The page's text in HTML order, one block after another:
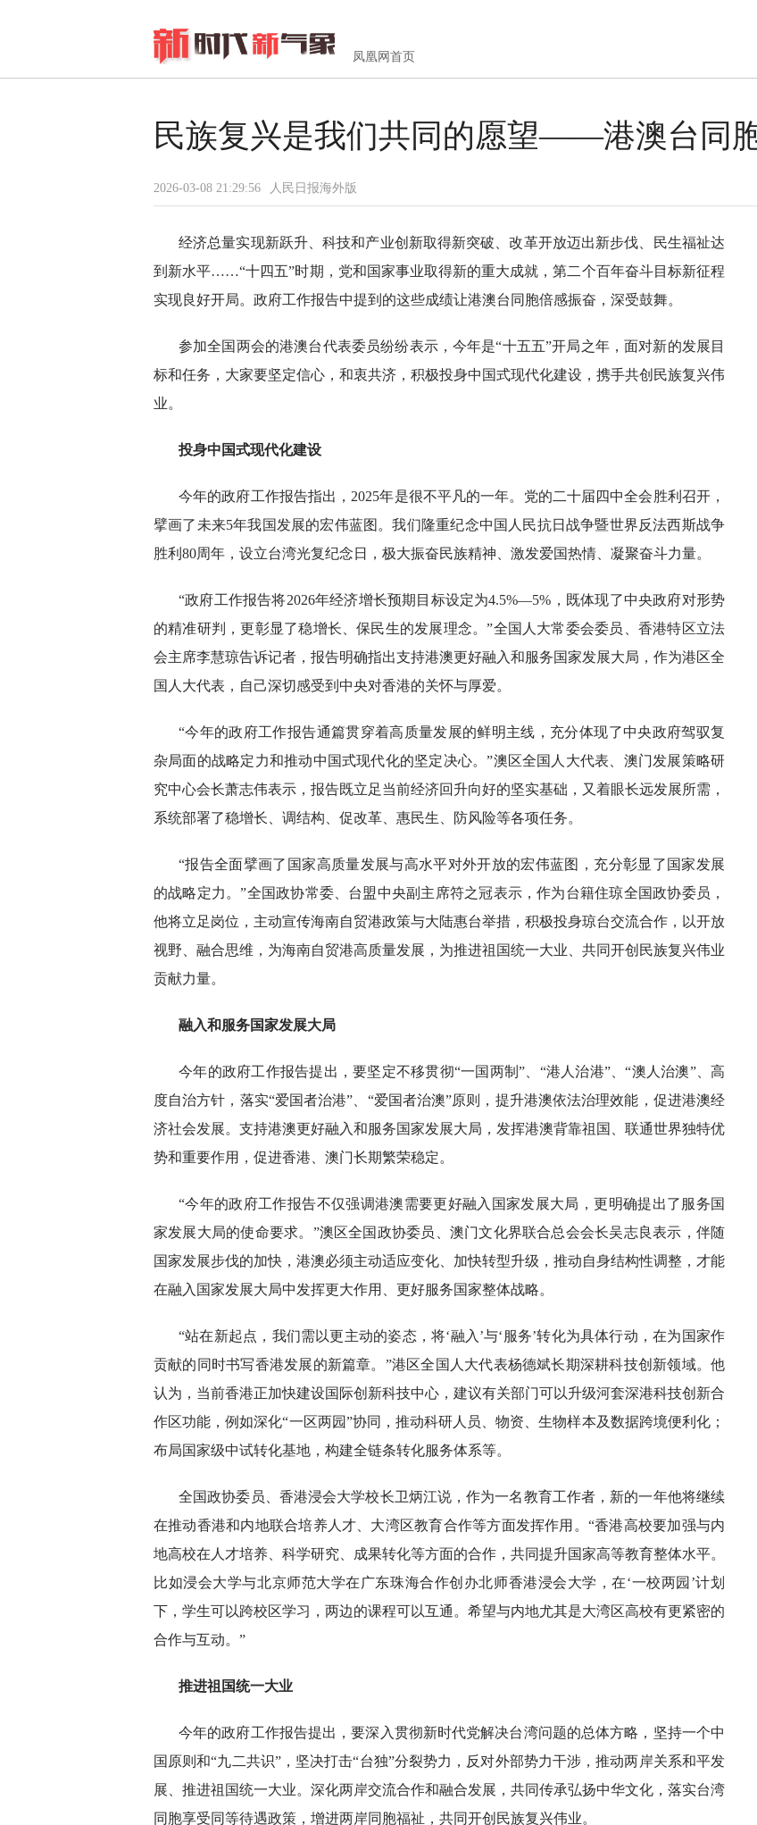
凤凰网首页
民族复兴是我们共同的愿望——港澳台同
2026-03-08 21:29:56 人民日报海外版
经济总量实现新跃升、科技和产业创新取得新突破、改革开放迈出新步伐、民生福祉达
到新水平……“十四五”时期，党和国家事业取得新的重大成就，第二个百年奋斗目标新征程
实现良好开局。政府工作报告中提到的这些成绩让港澳台同胞倍感振奋，深受鼓舞。
参加全国两会的港澳台代表委员纷纷表示，今年是“十五五”开局之年，面对新的发展目
标和任务，大家要坚定信心，和衷共济，积极投身中国式现代化建设，携手共创民族复兴伟
业。
投身中国式现代化建设
今年的政府工作报告指出，2025年是很不平凡的一年。党的二十届四中全会胜利召开，
擘画了未来5年我国发展的宏伟蓝图。我们隆重纪念中国人民抗日战争暨世界反法西斯战争
胜利80周年，设立台湾光复纪念日，极大振奋民族精神、激发爱国热情、凝聚奋斗力量。
“政府工作报告将2026年经济增长预期目标设定为4.5%—5%，既体现了中央政府对形势
的精准研判，更彰显了稳增长、保民生的发展理念。”全国人大常委会委员、香港特区立法
会主席李慧琼告诉记者，报告明确指出支持港澳更好融入和服务国家发展大局，作为港区全
国人大代表，自己深切感受到中央对香港的关怀与厚爱。
“今年的政府工作报告通篇贯穿着高质量发展的鲜明主线，充分体现了中央政府驾驭复
杂局面的战略定力和推动中国式现代化的坚定决心。”澳区全国人大代表、澳门发展策略研
究中心会长萧志伟表示，报告既立足当前经济回升向好的坚实基础，又着眼长远发展所需，
系统部署了稳增长、调结构、促改革、惠民生、防风险等各项任务。
“报告全面擘画了国家高质量发展与高水平对外开放的宏伟蓝图，充分彰显了国家发展
的战略定力。”全国政协常委、台盟中央副主席符之冠表示，作为台籍住琼全国政协委员，
他将立足岗位，主动宣传海南自贸港政策与大陆惠台举措，积极投身琼台交流合作，以开放
视野、融合思维，为海南自贸港高质量发展，为推进祖国统一大业、共同开创民族复兴伟业
贡献力量。
融入和服务国家发展大局
今年的政府工作报告提出，要坚定不移贯彻“一国两制”、“港人治港”、“澳人治澳”、高
度自治方针，落实“爱国者治港”、“爱国者治澳”原则，提升港澳依法治理效能，促进港澳经
济社会发展。支持港澳更好融入和服务国家发展大局，发挥港澳背靠祖国、联通世界独特优
势和重要作用，促进香港、澳门长期繁荣稳定。
“今年的政府工作报告不仅强调港澳需要更好融入国家发展大局，更明确提出了服务国
家发展大局的使命要求。”澳区全国政协委员、澳门文化界联合总会会长吴志良表示，伴随
国家发展步伐的加快，港澳必须主动适应变化、加快转型升级，推动自身结构性调整，才能
在融入国家发展大局中发挥更大作用、更好服务国家整体战略。
“站在新起点，我们需以更主动的姿态，将‘融入’与‘服务’转化为具体行动，在为国家作
贡献的同时书写香港发展的新篇章。”港区全国人大代表杨德斌长期深耕科技创新领域。他
认为，当前香港正加快建设国际创新科技中心，建议有关部门可以升级河套深港科技创新合
作区功能，例如深化“一区两园”协同，推动科研人员、物资、生物样本及数据跨境便利化；
布局国家级中试转化基地，构建全链条转化服务体系等。
全国政协委员、香港浸会大学校长卫炳江说，作为一名教育工作者，新的一年他将继续
在推动香港和内地联合培养人才、大湾区教育合作等方面发挥作用。“香港高校要加强与内
地高校在人才培养、科学研究、成果转化等方面的合作，共同提升国家高等教育整体水平。
比如浸会大学与北京师范大学在广东珠海合作创办北师香港浸会大学，在‘一校两园’计划
下，学生可以跨校区学习，两边的课程可以互通。希望与内地尤其是大湾区高校有更紧密的
合作与互动。”
推进祖国统一大业
今年的政府工作报告提出，要深入贯彻新时代党解决台湾问题的总体方略，坚持一个中
国原则和“九二共识”，坚决打击“台独”分裂势力，反对外部势力干涉，推动两岸关系和平发
展、推进祖国统一大业。深化两岸交流合作和融合发展，共同传承弘扬中华文化，落实台湾
同胞享受同等待遇政策，增进两岸同胞福祉，共同开创民族复兴伟业。